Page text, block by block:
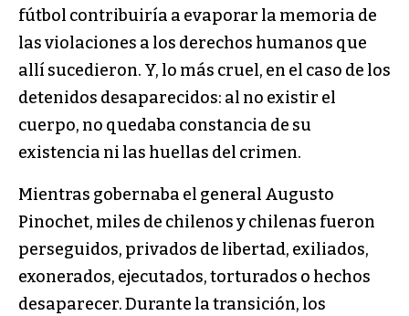
fútbol contribuiría a evaporar la memoria de
las violaciones a los derechos humanos que
allí sucedieron. Y, lo más cruel, en el caso de los
detenidos desaparecidos: al no existir el
cuerpo, no quedaba constancia de su
existencia ni las huellas del crimen.
Mientras gobernaba el general Augusto
Pinochet, miles de chilenos y chilenas fueron
perseguidos, privados de libertad, exiliados,
exonerados, ejecutados, torturados o hechos
desaparecer. Durante la transición, los